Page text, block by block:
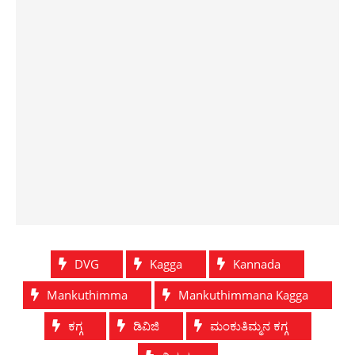
DVG Kagga
Kannada
Mankuthimma
Mankuthimmana Kagga
ಕಗ್ಗ
ಡಿವಿಜಿ
ಮಂಕುತಿಮ್ಮನ ಕಗ್ಗ